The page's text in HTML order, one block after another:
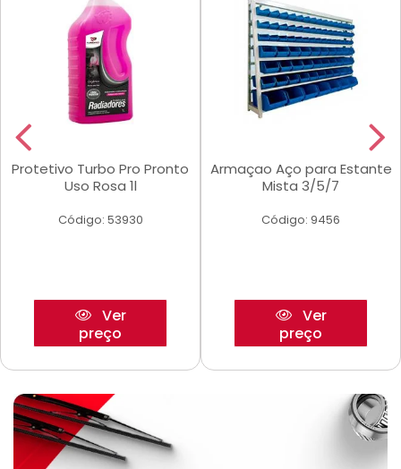
Protetivo Turbo Pro Pronto
Uso Rosa 1l
Código: 53930
Ver
preço
Armaçao Aço para Estante
Mista 3/5/7
Código: 9456
Ver
preço